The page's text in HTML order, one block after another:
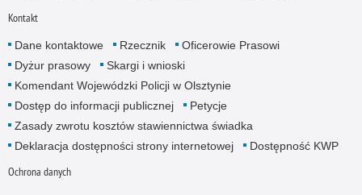
Kontakt
Dane kontaktowe Rzecznik
Oficerowie Prasowi
Dyżur prasowy
Skargi i wnioski
Komendant Wojewódzki Policji w Olsztynie
Dostęp do informacji publicznej
Petycje
Zasady zwrotu kosztów stawiennictwa świadka
Deklaracja dostępności strony internetowej
Dostępność KWP
Ochrona danych